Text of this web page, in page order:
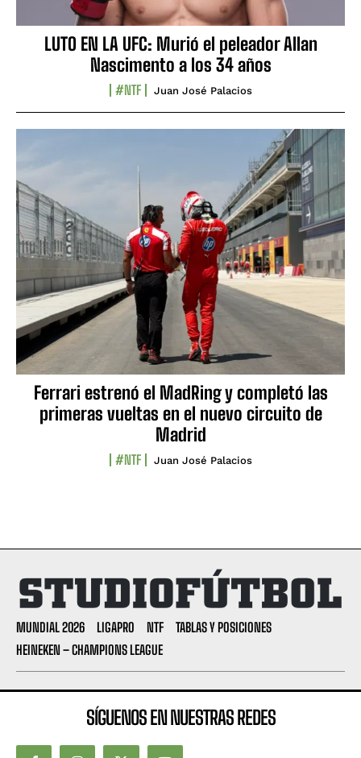
LUTO EN LA UFC: Murió el peleador Allan
Nascimento a los 34 años
#NTF Juan José Palacios
Ferrari estrenó el MadRing y completó las
primeras vueltas en el nuevo circuito de
Madrid
#NTF Juan José Palacios
MUNDIAL 2026 LIGAPRO NTF
TABLAS Y POSICIONES
HEINEKEN – CHAMPIONS LEAGUE
SÍGUENOS EN NUESTRAS REDES